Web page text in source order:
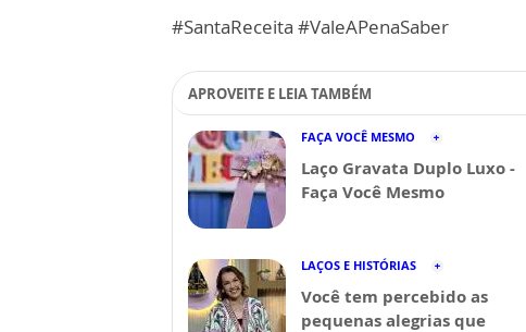
#SantaReceita #ValeAPenaSaber
APROVEITE E LEIA TAMBÉM
FAÇA VOCÊ MESMO
Laço Gravata Duplo Luxo -
Faça Você Mesmo
LAÇOS E HISTÓRIAS
Você tem percebido as
pequenas alegrias que